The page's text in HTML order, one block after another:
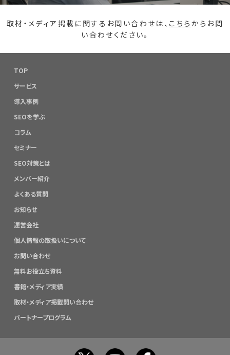
取材・メディア掲載に関するお問い合わせは、 こちら からお問
い合わせください。
TOP
サービス
導入事例
SEOを学ぶ
コラム
セミナー
SEO対策とは
メンバー紹介
よくある質問
お知らせ
運営会社
個人情報の取扱いについて
お問い合わせ
無料お役立ち資料
書籍・メディア実績
取材・メディア掲載問い合わせ
パートナープログラム